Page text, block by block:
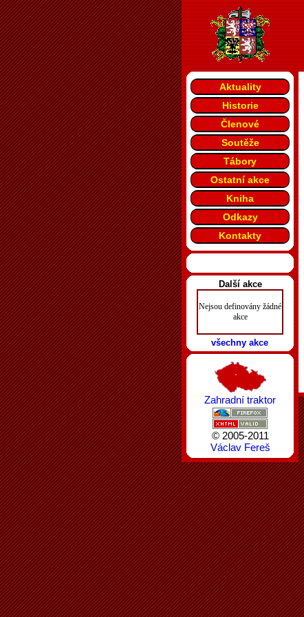
Aktuality
Historie
Členové
Soutěže
Tábory
Ostatní akce
Kniha
Odkazy
Kontakty
Další akce
Nejsou definovány žádné
akce
všechny akce
Zahradní traktor
© 2005-2011
Václav Fereš